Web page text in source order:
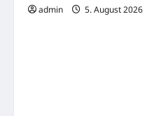
admin
5. August 2026